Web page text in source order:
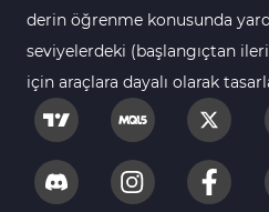
derin öğrenme konusunda
seviyelerdeki (başlangıçtan
için araçlara dayalı olarak